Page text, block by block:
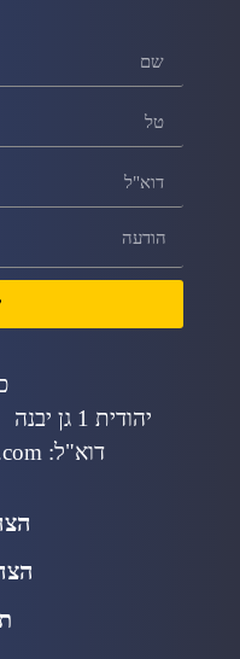
יהודית 1 גן יבנה | משרד: 053-7250344
דוא"ל: yrobedek@gmail.com